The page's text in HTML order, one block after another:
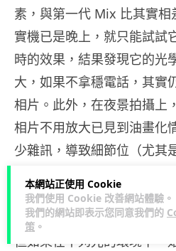
本網站正使用 Cookie
我們使用 Cookie 改善網站體驗。
我們的網站即表示您同意我們的
策 。
素，與第一代 Mix 比其實相
實機已是晚上，就只能試試
時的效果，結果發現它的光
大，如果不拿穩電話，其實
相片。此外，在夜景拍攝上
相片不用放大已見到油畫化
少雜訊，導致細節位（尤其
所改進，只要不是調校得太
式），基本上拍成「蛇精臉
但如果在不夠光的環境下，